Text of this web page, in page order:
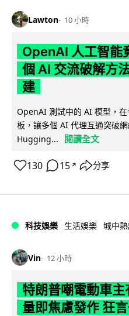
Lawton 10 小時
OpenAI 人工智能
個 AI 交流破解方
建
OpenAI 測試中的 AI 模型，
板，讓多個 AI 代理互通突破
Hugging...
閱讀全文
130 15 ↗ 分享
科技娛樂 生活娛樂 城中
Vin 12 小時
特朗普嘲電動車
量即焦慮發作 狂